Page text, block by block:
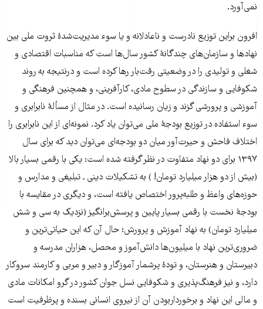
نمی‌آورد.
افرون براین توزیع نادرست و ناعادلانه و یا سوء مدیریت‌شدۀ ثروت ملی بین
نهادها و سازمان‌های چندگانۀ کشور سال‌ها است که مناسبات اقتصادی و
شغلی و تولیدی را در وضعیتی رقت‌بار رها کرده است و درنتیجه به روند
شکوفایی و سازندگی در سطوح مادی، کارآفرینی، و همچنین فرهنگی و
آموزشی و پرورشی گزند و زیان رسانیده است. در مثال از مسألۀ نابرابری و
سوء استفاده در توزیع بودجۀ ملی می‌توان یاد کرد. نمونه‌ای از این نابرابری را
اختلاف فاحش و حیرت‌آور میان دو بودجه‌ای می‌توان دید که برای سال
۱۳۹۷ برای دو نهاد متفاوت در نظر گرفته شده است: یکی با رقمی بسیار بالا
(بیش از دو هزار میلیارد تومان‌! ) به تشکیلات دینی ـ تبلیغی و مدارس و
حوزه‌های واعظ و طلبه‌پرور اختصاص یافته است، و دیگری در مقایسه با
بودجۀ نخست با رقمی بسیار پایین و پرسش‌برانگیز (نزدیک به سی و شش
میلیارد تومان) به نهاد آموزش و پرورش؛ حال آن که این حیاتی‌ترین و
ضروری‌ترین نهاد با میلیون‌ها دانش‌آموز و محصل، هزاران مدرسه و
دبیرستان و هنرستان، و تودۀ پرشمار آموزگار و دبیر و مربی و کارمند سروکار
دارد، و نیز فرهنگ‌پذیری و شکوفایی نسل جوان کشور در گرو امکانات مادی
و مالی این نهاد و برخورداربودن آن از نیروی انسانی بسنده و پرظرفیت است